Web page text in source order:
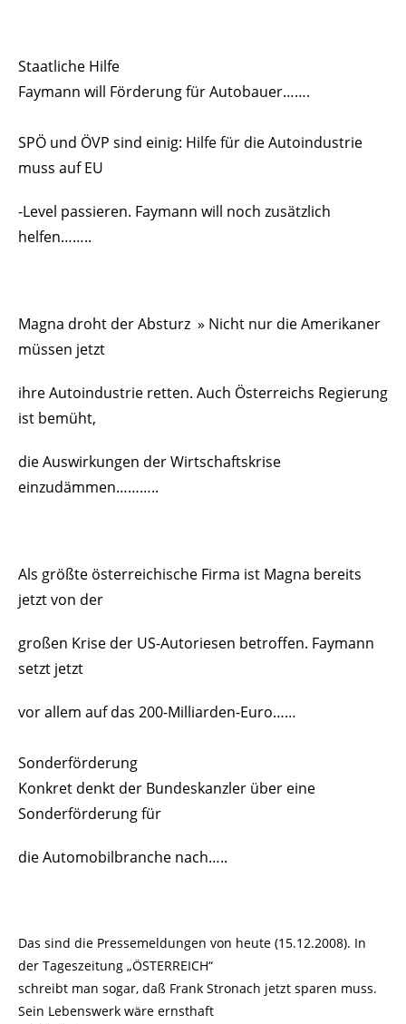
Staatliche Hilfe
Faymann will Förderung für Autobauer…….
SPÖ und ÖVP sind einig: Hilfe für die Autoindustrie
muss auf EU
-Level passieren. Faymann will noch zusätzlich
helfen……..
Magna droht der Absturz » Nicht nur die Amerikaner
müssen jetzt
ihre Autoindustrie retten. Auch Österreichs Regierung
ist bemüht,
die Auswirkungen der Wirtschaftskrise
einzudämmen………..
Als größte österreichische Firma ist Magna bereits
jetzt von der
großen Krise der US-Autoriesen betroffen. Faymann
setzt jetzt
vor allem auf das 200-Milliarden-Euro……
Sonderförderung
Konkret denkt der Bundeskanzler über eine
Sonderförderung für
die Automobilbranche nach…..
Das sind die Pressemeldungen von heute (15.12.2008). In
der Tageszeitung „ÖSTERREICH“
schreibt man sogar, daß Frank Stronach jetzt sparen muss.
Sein Lebenswerk wäre ernsthaft